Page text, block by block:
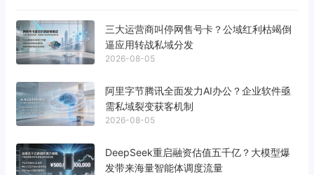
三大运营商叫停网售号卡？公域红利枯竭倒
逼应用转战私域分发
2026-08-05
阿里字节腾讯全面发力AI办公？企业软件亟
需私域裂变获客机制
2026-08-05
DeepSeek重启融资估值五千亿？大模型爆
发带来海量智能体调度流量